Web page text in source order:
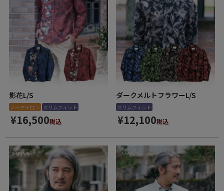
影花L/S
ノーアイロン スリムフィット
¥16,500税込
ダークメルトフラワーL/S
スリムフィット
¥12,100税込